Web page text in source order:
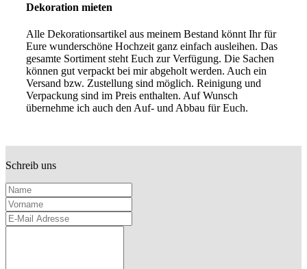
Dekoration mieten
Alle Dekorationsartikel aus meinem Bestand könnt Ihr für
Eure wunderschöne Hochzeit ganz einfach ausleihen. Das
gesamte Sortiment steht Euch zur Verfügung. Die Sachen
können gut verpackt bei mir abgeholt werden. Auch ein
Versand bzw. Zustellung sind möglich. Reinigung und
Verpackung sind im Preis enthalten. Auf Wunsch
übernehme ich auch den Auf- und Abbau für Euch.
Schreib uns
Name
Vorname
E-Mail Adresse